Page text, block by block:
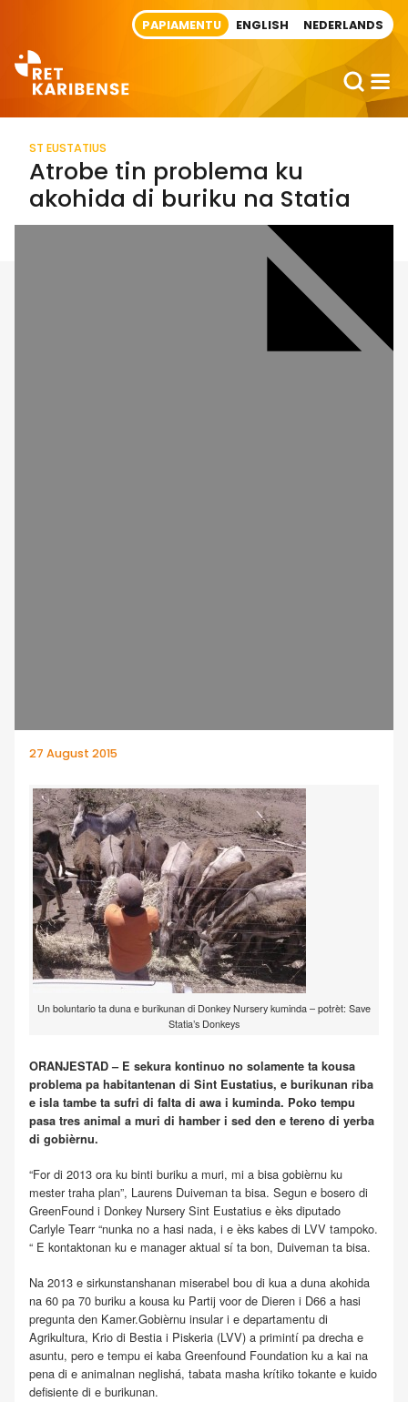
PAPIAMENTU ENGLISH NEDERLANDS
ST EUSTATIUS
Atrobe tin problema ku
akohida di buriku na Statia
27 August 2015
Un boluntario ta duna e burikunan di Donkey Nursery kuminda – potrèt: Save
Statia’s Donkeys
ORANJESTAD – E sekura kontinuo no solamente ta kousa
problema pa habitantenan di Sint Eustatius, e burikunan riba
e isla tambe ta sufri di falta di awa i kuminda. Poko tempu
pasa tres animal a muri di hamber i sed den e tereno di yerba
di gobièrnu.
“For di 2013 ora ku binti buriku a muri, mi a bisa gobièrnu ku
mester traha plan”, Laurens Duiveman ta bisa. Segun e bosero di
GreenFound i Donkey Nursery Sint Eustatius e èks diputado
Carlyle Tearr “nunka no a hasi nada, i e èks kabes di LVV tampoko.
“ E kontaktonan ku e manager aktual sí ta bon, Duiveman ta bisa.
Na 2013 e sirkunstanshanan miserabel bou di kua a duna akohida
na 60 pa 70 buriku a kousa ku Partij voor de Dieren i D66 a hasi
pregunta den Kamer.Gobièrnu insular i e departamentu di
Agrikultura, Krio di Bestia i Piskeria (LVV) a primintí pa drecha e
asuntu, pero e tempu ei kaba Greenfound Foundation ku a kai na
pena di e animalnan neglishá, tabata masha krítiko tokante e kuido
defisiente di e burikunan.